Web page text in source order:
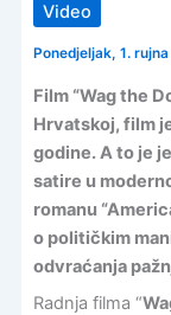
Video
Ponedjeljak, 1.
Film “Wag the
Hrvatskoj, film
godine. A to je
satire u
romanu
o političkim
odvraćanja
Radnja filma “